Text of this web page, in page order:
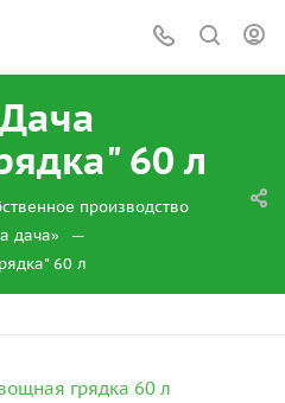
60 л
производство
дача» —
60 л